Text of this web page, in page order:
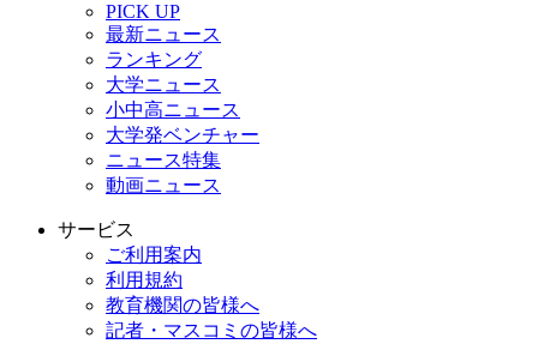
PICK UP
最新ニュース
ランキング
大学ニュース
小中高ニュース
大学発ベンチャー
ニュース特集
動画ニュース
サービス
ご利用案内
利用規約
教育機関の皆様へ
記者・マスコミの皆様へ